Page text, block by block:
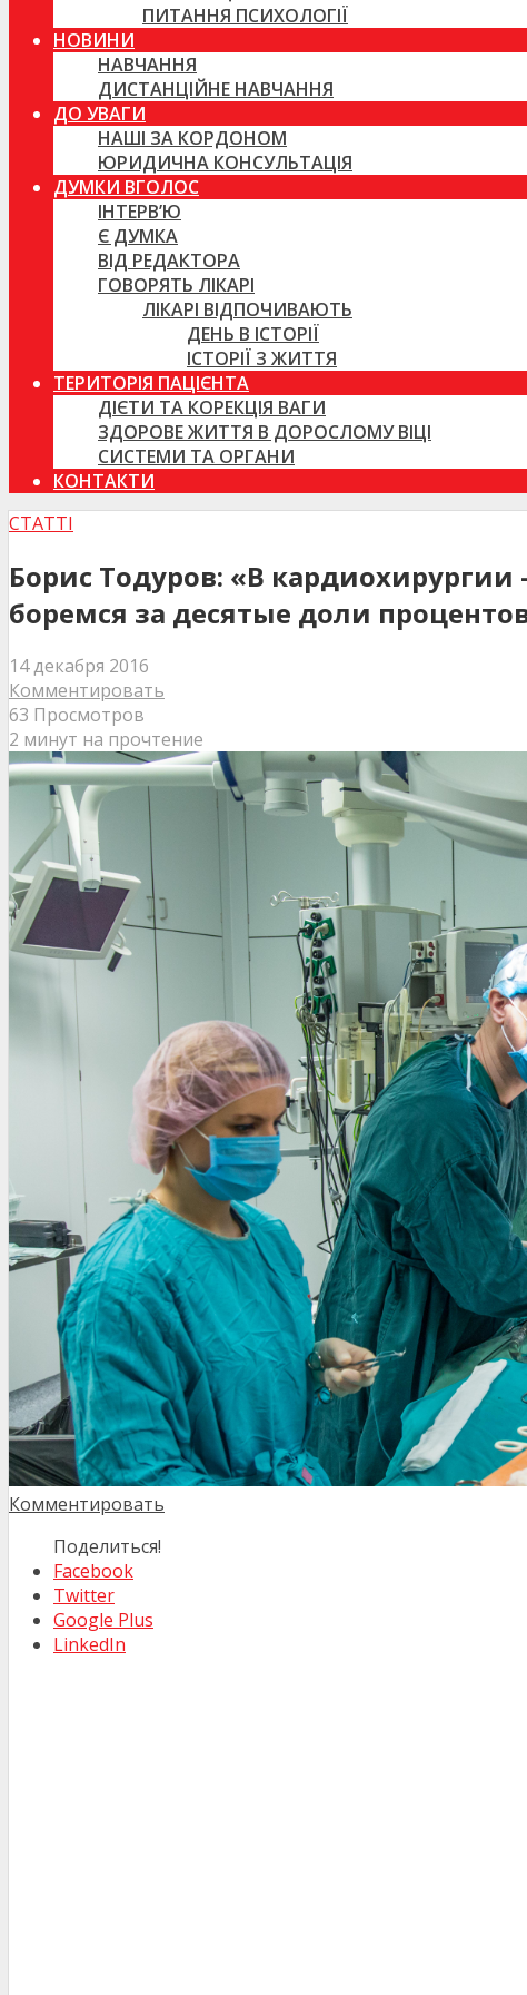
ПИТАННЯ ПСИХОЛОГІЇ
НОВИНИ
НАВЧАННЯ
ДИСТАНЦІЙНЕ НАВЧАННЯ
ДО УВАГИ
НАШІ ЗА КОРДОНОМ
ЮРИДИЧНА КОНСУЛЬТАЦІЯ
ДУМКИ ВГОЛОС
ІНТЕРВ’Ю
Є ДУМКА
ВІД РЕДАКТОРА
ГОВОРЯТЬ ЛІКАРІ
ЛІКАРІ ВІДПОЧИВАЮТЬ
ДЕНЬ В ІСТОРІЇ
ІСТОРІЇ З ЖИТТЯ
ТЕРИТОРІЯ ПАЦІЄНТА
ДІЄТИ ТА КОРЕКЦІЯ ВАГИ
ЗДОРОВЕ ЖИТТЯ В ДОРОСЛОМУ ВІЦІ
СИСТЕМИ ТА ОРГАНИ
КОНТАКТИ
СТАТТІ
Борис Тодуров: «В
боремся за десятые доли
14 декабря 2016
Комментировать
63 Просмотров
2 минут на прочтение
Комментировать
Поделиться!
Facebook
Twitter
Google Plus
LinkedIn